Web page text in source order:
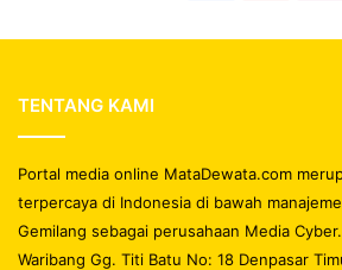
TENTANG KAMI
Portal media online MataDewata.com
terpercaya di Indonesia di bawah
Gemilang sebagai perusahaan Media
Waribang Gg. Titi Batu No: 18 Denpasar